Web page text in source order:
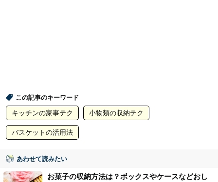
この記事のキーワード
キッチンの家事テク 小物類の収納テク
バスケットの活用法
あわせて読みたい
お菓子の収納方法は？ボックスやケースなどおし